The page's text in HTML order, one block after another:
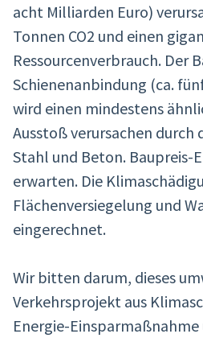
acht Milliarden Euro)
Tonnen CO2 und einen
Ressourcenverbrauch. Der
Schienenanbindung (ca.
wird einen mindestens
Ausstoß verursachen durch
Stahl und Beton. Baupreis-
erwarten. Die
Flächenversiegelung und
eingerechnet.
Wir bitten darum, dieses
Verkehrsprojekt aus
Energie-